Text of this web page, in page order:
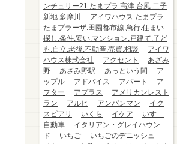
ンチュリー21.たまプラ.高津.台風.二子
新地.多摩川
アイワハウス.たまプラ.
たまプラーザ.田園都市線.急行.住まい
探し.条件.安い.マンション.戸建て.子ど
も.自立.老後.不動産.売買.相談
アイワ
ハウス株式会社
アクセント
あざみ
野
あざみ野駅 あっという間
ア
ップル
アドバイス アパート
ア
フター
アプラス
アメリカンレスト
ラン
アルヒ アンパンマン
イク
スピアリ
いくら イケア
いすゞ
自動車
イタリアン・グレイハウン
ド
いちご
いちごのデニッシュ